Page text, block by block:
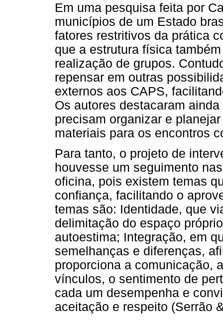
Em uma pesquisa feita por
municípios de um Estado
fatores restritivos da prática
que a estrutura física
realização de grupos.
repensar em outras
externos aos CAPS,
Os autores destacaram
precisam organizar e
materiais para os encontros
Para tanto, o projeto de
houvesse um seguimento
oficina, pois existem temas
confiança, facilitando o
temas são: Identidade, que
delimitação do espaço
autoestima; Integração, em
semelhanças e diferenças,
proporciona a comunicação,
vínculos, o sentimento de
cada um desempenha e
aceitação e respeito (Serrão